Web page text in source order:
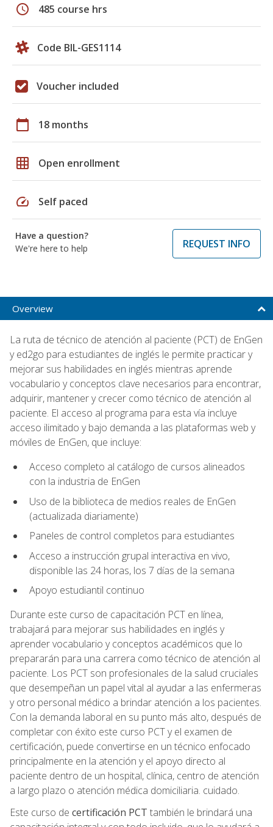
schedule 485 course hrs
Code BIL-GES1114
Voucher included
calendar_today 18 months
grid_on Open enrollment
speed Self paced
Have a question?
We're here to help
REQUEST INFO
Overview
La ruta de técnico de atención al paciente (PCT) de EnGen
y ed2go para estudiantes de inglés le permite practicar y
mejorar sus habilidades en inglés mientras aprende
vocabulario y conceptos clave necesarios para encontrar,
adquirir, mantener y crecer como técnico de atención al
paciente. El acceso al programa para esta vía incluye
acceso ilimitado y bajo demanda a las plataformas web y
móviles de EnGen, que incluye:
Acceso completo al catálogo de cursos alineados
con la industria de EnGen
Uso de la biblioteca de medios reales de EnGen
(actualizada diariamente)
Paneles de control completos para estudiantes
Acceso a instrucción grupal interactiva en vivo,
disponible las 24 horas, los 7 días de la semana
Apoyo estudiantil continuo
Durante este curso de capacitación PCT en línea,
trabajará para mejorar sus habilidades en inglés y
aprender vocabulario y conceptos académicos que lo
prepararán para una carrera como técnico de atención al
paciente. Los PCT son profesionales de la salud cruciales
que desempeñan un papel vital al ayudar a las enfermeras
y otro personal médico a brindar atención a los pacientes.
Con la demanda laboral en su punto más alto, después de
completar con éxito este curso PCT y el examen de
certificación, puede convertirse en un técnico enfocado
principalmente en la atención y el apoyo directo al
paciente dentro de un hospital, clínica, centro de atención
a largo plazo o atención médica domiciliaria. cuidado.
Este curso de certificación PCT también le brindará una